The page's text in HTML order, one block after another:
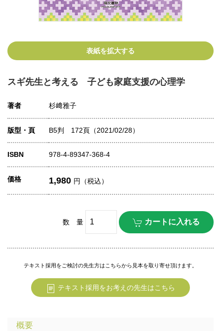
表紙を拡大する
スギ先生と考える 子ども家庭支援の心理学
著者 杉﨑雅子
版型・頁 B5判 172頁（2021/02/28）
ISBN 978-4-89347-368-4
価格 1,980 円（税込）
数 量
テキスト採用をご検討の先生方はこちらから見本を取り寄せ頂けます。
テキスト採用をお考えの先生はこちら
概要